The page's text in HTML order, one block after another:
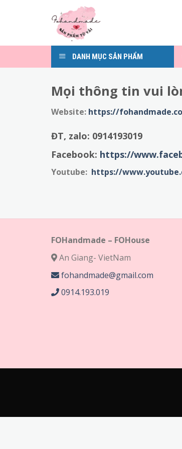
DANH MỤC SẢN PHẨM
Mọi thông tin vui
Website: https://
ĐT, zalo: 0914193019
Facebook: https://
Youtube: https://
FOHandmade – FOHouse
An Giang- VietNam
fohandmade@gmail.com
0914.193.019